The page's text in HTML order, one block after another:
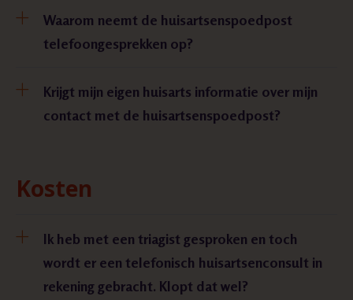
Waarom neemt de huisartsenspoedpost
telefoongesprekken op?
Krijgt mijn eigen huisarts informatie over mijn
contact met de huisartsenspoedpost?
Kosten
Ik heb met een triagist gesproken en toch
wordt er een telefonisch huisartsenconsult in
rekening gebracht. Klopt dat wel?